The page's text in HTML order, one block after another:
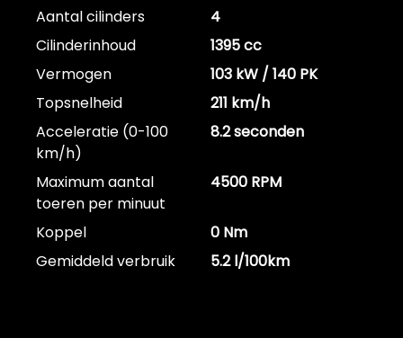
Aantal cilinders
4
Cilinderinhoud
1395 cc
Vermogen
103 kW / 140 PK
Topsnelheid
211 km/h
Acceleratie (0-100
km/h)
8.2 seconden
Maximum aantal
toeren per minuut
4500 RPM
Koppel
0 Nm
Gemiddeld verbruik
5.2 l/100km